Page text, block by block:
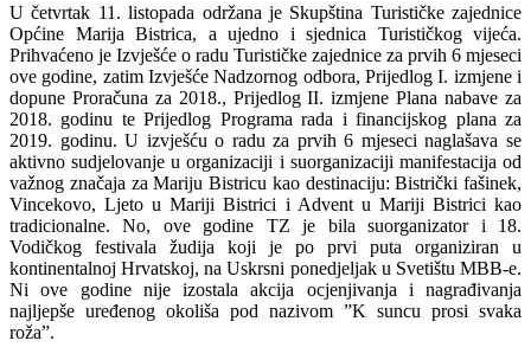
U četvrtak 11. listopada održana je Skupština Turističke zajednice
Općine Marija Bistrica, a ujedno i sjednica Turističkog vijeća.
Prihvaćeno je Izvješće o radu Turističke zajednice za prvih 6 mjeseci
ove godine, zatim Izvješće Nadzornog odbora, Prijedlog I. izmjene i
dopune Proračuna za 2018., Prijedlog II. izmjene Plana nabave za
2018. godinu te Prijedlog Programa rada i financijskog plana za
2019. godinu. U izvješću o radu za prvih 6 mjeseci naglašava se
aktivno sudjelovanje u organizaciji i suorganizaciji manifestacija od
važnog značaja za Mariju Bistricu kao destinaciju: Bistrički fašinek,
Vincekovo, Ljeto u Mariji Bistrici i Advent u Mariji Bistrici kao
tradicionalne. No, ove godine TZ je bila suorganizator i 18.
Vodičkog festivala žudija koji je po prvi puta organiziran u
kontinentalnoj Hrvatskoj, na Uskrsni ponedjeljak u Svetištu MBB-e.
Ni ove godine nije izostala akcija ocjenjivanja i nagrađivanja
najljepše uređenog okoliša pod nazivom ”K suncu prosi svaka
roža”.